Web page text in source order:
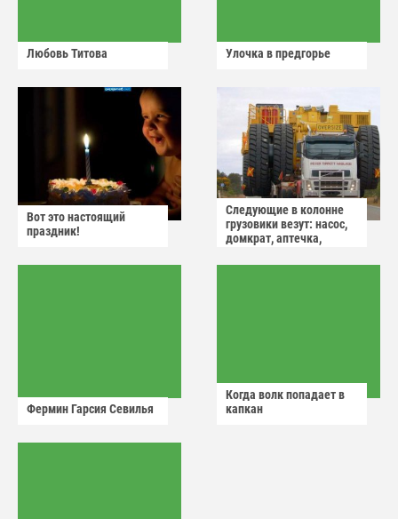
Любовь Титова Улочка в предгорье
Вот это настоящий
праздник!
Следующие в колонне
грузовики везут: насос,
домкрат, аптечка,
Фермин Гарсия Севилья
Когда волк попадает в
капкан